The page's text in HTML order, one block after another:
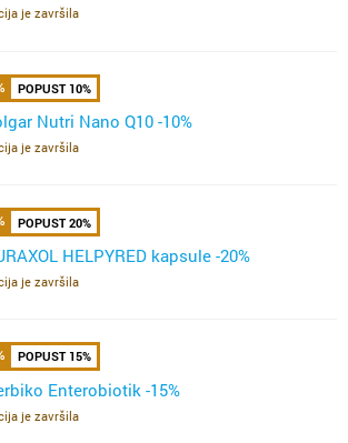
je završila
POPUST 10%
Nutri Nano Q10 -10%
je završila
POPUST 20%
HELPYRED kapsule -20%
je završila
POPUST 15%
Enterobiotik -15%
je završila